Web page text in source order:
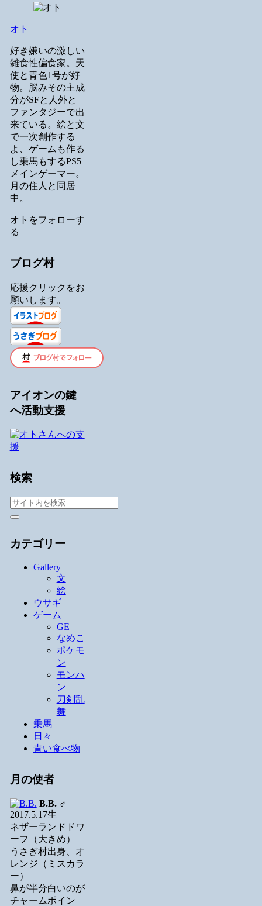
オト
好き嫌いの激しい
雑食性偏食家。天
使と青色1号が好
物。脳みその主成
分がSFと人外と
ファンタジーで出
来ている。絵と文
で一次創作する
よ、ゲームも作る
し乗馬もするPS5
メインゲーマー。
月の住人と同居
中。
オトをフォローす
る
ブログ村
応援クリックをお
願いします。
アイオンの鍵
へ活動支援
検索
カテゴリー
Gallery
文
絵
ウサギ
ゲーム
GE
なめこ
ポケモ
ン
モンハ
ン
刀剣乱
舞
乗馬
日々
青い食べ物
月の使者
B.B.♂
2017.5.17生
ネザーランドドワ
ーフ（大きめ）
うさぎ村出身、オ
レンジ（ミスカラ
ー）
鼻が半分白いのが
チャームポイン